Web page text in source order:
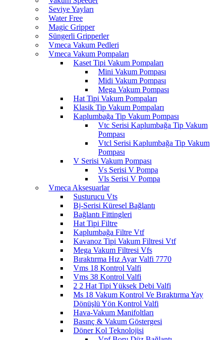
Seviye Yayları
Water Free
Magic Gripper
Süngerli Gripperler
Vmeca Vakum Pedleri
Vmeca Vakum Pompaları
Kaset Tipi Vakum Pompaları
Mini Vakum Pompası
Midi Vakum Pompası
Mega Vakum Pompası
Hat Tipi Vakum Pompaları
Klasik Tip Vakum Pompaları
Kaplumbağa Tip Vakum Pompası
Vtc Serisi Kaplumbağa Tip Vakum
Pompası
Vtcl Serisi Kaplumbağa Tip Vakum
Pompası
V Serisi Vakum Pompası
Vs Serisi V Pompa
Vls Serisi V Pompa
Vmeca Aksesuarlar
Susturucu Vts
Bj-Serisi Küresel Bağlantı
Bağlantı Fittingleri
Hat Tipi Filtre
Kaplumbağa Filtre Vtf
Kavanoz Tipi Vakum Filtresi Vtf
Mega Vakum Filtresi Vfs
Bıraktırma Hız Ayar Valfi 7770
Vms 18 Kontrol Valfi
Vms 38 Kontrol Valfi
2 2 Hat Tipi Yüksek Debi Valfi
Ms 18 Vakum Kontrol Ve Bıraktırma Yay
Dönüşlü Yön Kontrol Valfi
Hava-Vakum Manifoltları
Basınç & Vakum Göstergesi
Döner Kol Teknolojisi